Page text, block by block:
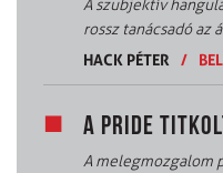
A szubjektív
rossz tanácsadó az
HACK PÉTER
/
A PRIDE
A melegmozgalom